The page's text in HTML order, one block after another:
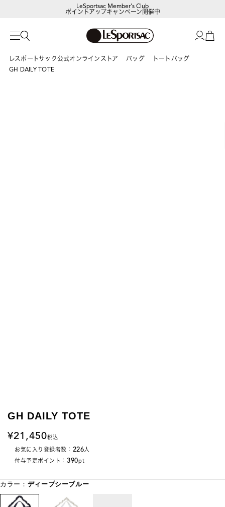
LeSportsac Member's Club
ポイントアップキャンペーン開催中
レスポートサック公式オンラインストア バッグ
トートバッグ
GH DAILY TOTE
GH DAILY TOTE
21,450税込
お気に入り登録者数： 226人
付与予定ポイント： 390pt
カラー： ディープシーブルー